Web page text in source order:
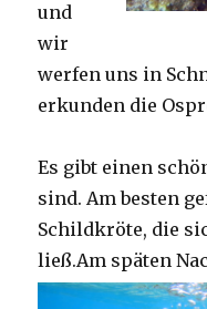
und
wir
werfen uns in
erkunden die
Es gibt einen
sind. Am besten
Schildkröte, die
ließ.Am späten